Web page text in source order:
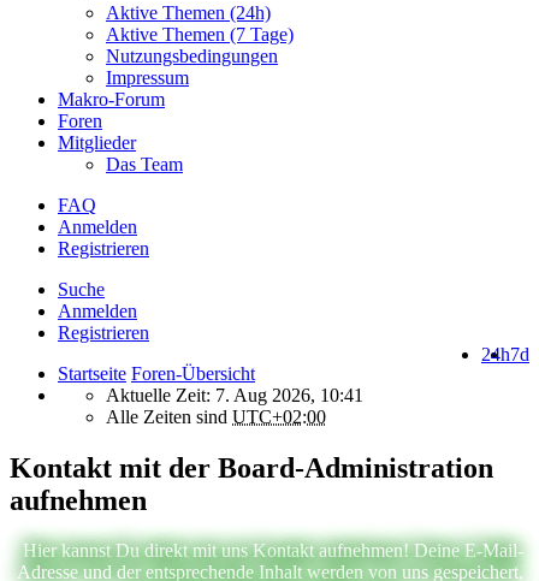
Aktive Themen (24h)
Aktive Themen (7 Tage)
Nutzungsbedingungen
Impressum
Makro-Forum
Foren
Mitglieder
Das Team
FAQ
Anmelden
Registrieren
Suche
Anmelden
Registrieren
7d
24h
Startseite Foren-Übersicht
Aktuelle Zeit: 7. Aug 2026, 10:41
Alle Zeiten sind UTC+02:00
Kontakt mit der Board-Administration
aufnehmen
Hier kannst Du direkt mit uns Kontakt aufnehmen! Deine E-Mail-
Adresse und der entsprechende Inhalt werden von uns gespeichert,